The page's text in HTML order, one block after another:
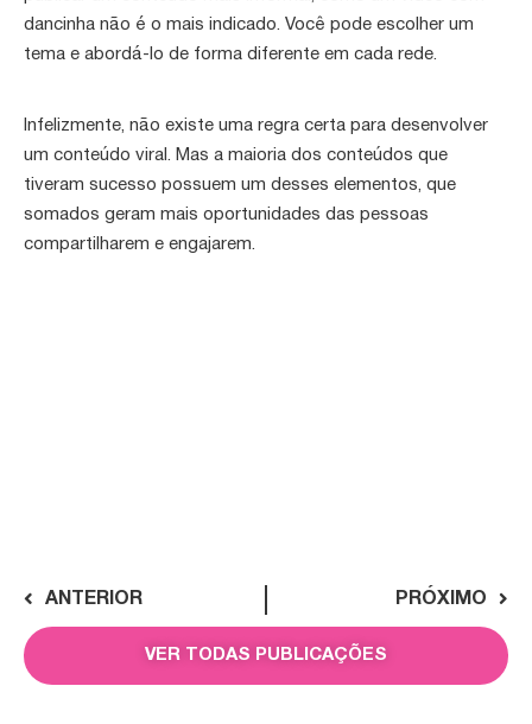
dancinha não é o mais indicado. Você pode escolher um
tema e abordá-lo de forma diferente em cada rede.
Infelizmente, não existe uma regra certa para desenvolver
um conteúdo viral. Mas a maioria dos conteúdos que
tiveram sucesso possuem um desses elementos, que
somados geram mais oportunidades das pessoas
compartilharem e engajarem.
ANTERIOR PRÓXIMO
VER TODAS PUBLICAÇÕES